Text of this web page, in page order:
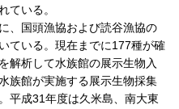
ている。
、国頭漁協および読谷漁協の
ている。現在までに177種が確
解析して水族館の展示生物入
族館が実施する展示生物採集
平成31年度は久米島、南大東